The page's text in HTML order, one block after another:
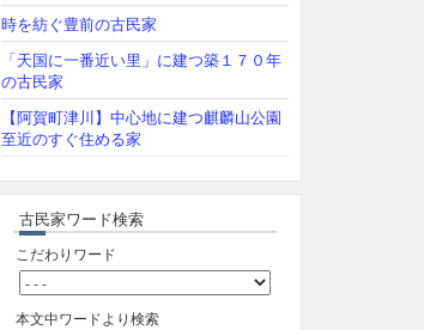
時を紡ぐ豊前の古民家
「天国に一番近い里」に建つ築１７０年
の古民家
【阿賀町津川】中心地に建つ麒麟山公園
至近のすぐ住める家
古民家ワード検索
こだわりワード
本文中ワードより検索